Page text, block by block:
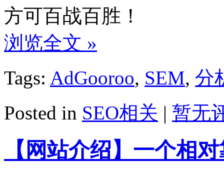
方可百战百胜！
浏览全文 »
Tags: AdGooroo, SEM, 分
Posted in SEO相关 | 暂无
【网站介绍】一个相